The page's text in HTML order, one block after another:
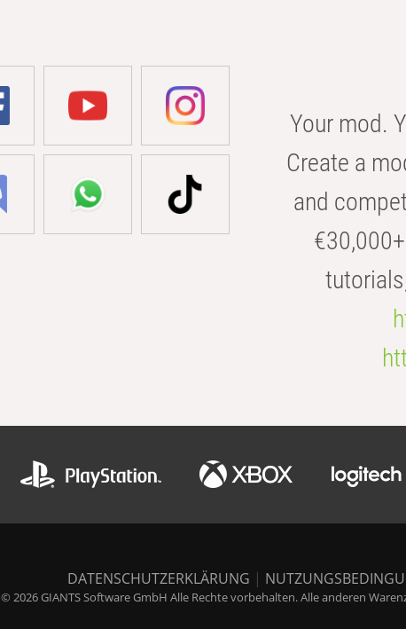
Your mod.
Create a
and
DATENSCHUTZERKLÄRUNG |
© 2026 GIANTS Software GmbH Alle Rechte vorbehalten. Alle anderen